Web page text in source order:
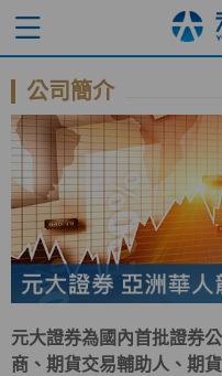
公司簡介
元大證券為國內首批證券
商、期貨交易輔助人、期